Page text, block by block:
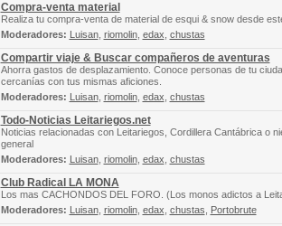
Compra-venta material
Realiza tu compra-venta de material de esqui & snow desde
Moderadores: Luisan, riomolin, edax chustas
Compartir viaje & Buscar compañeros de aventuras
Ahorra gastos de desplazamiento. Conoce personas de tu
cercanías con tus mismas aficiones.
Moderadores: Luisan, riomolin, edax chustas
Todo-Noticias Leitariegos.net
Noticias relacionadas con Leitariegos, Cordillera Cantábrica o
general
Moderadores: Luisan, riomolin, edax chustas
Club Radical LA MONA
Los mas CACHONDOS DEL FORO. (Los monos adictos a
Moderadores: Luisan, riomolin, edax chustas Portobrute